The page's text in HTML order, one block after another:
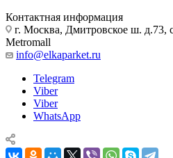
Контактная информация
г. Москва, Дмитровское ш. д.73,
Metromall
info@elkaparket.ru
Telegram
Viber
Viber
WhatsApp